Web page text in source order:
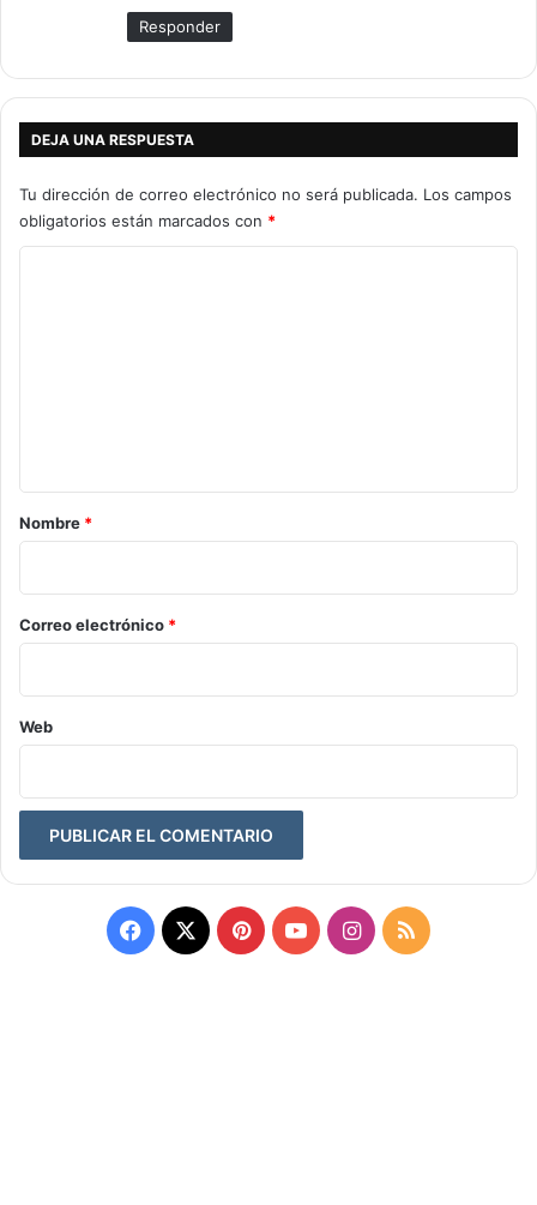
Responder
DEJA UNA RESPUESTA
Tu dirección de correo electrónico no será publicada. Los campos
obligatorios están marcados con *
r
o
*
Nombre *
Correo electrónico *
Web
Facebook
X PinterestYouTubeInstagram
RSS